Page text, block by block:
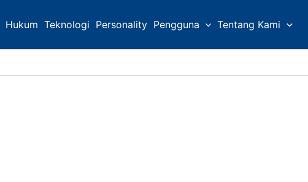
Hukum Teknologi Personality Pengguna Tentang Kami